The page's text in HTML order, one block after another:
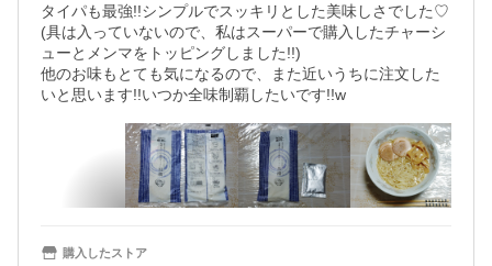
タイパも最強!!シンプルでスッキリとした美味しさでした♡
(具は入っていないので、私はスーパーで購入したチャーシ
ューとメンマをトッピングしました!!)
他のお味もとても気になるので、また近いうちに注文した
購入したストア